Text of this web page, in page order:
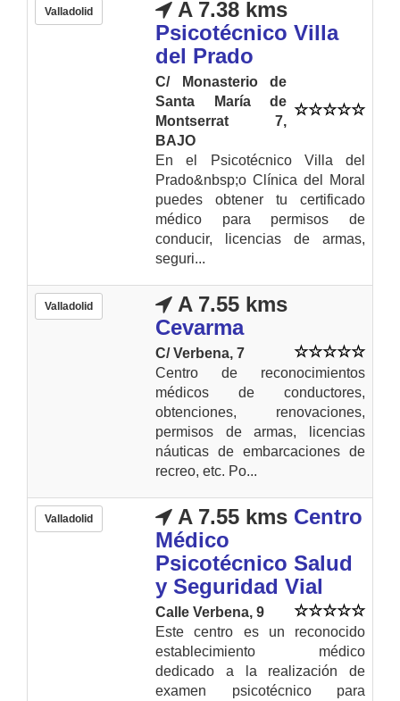
Valladolid
A 7.38 kms
Psicotécnico Villa
del Prado
C/ Monasterio de
Santa María de
Montserrat 7,
BAJO
En el Psicotécnico Villa del
Prado&nbsp;o Clínica del Moral
puedes obtener tu certificado
médico para permisos de
conducir, licencias de armas,
seguri...
Valladolid
A 7.55 kms
Cevarma
C/ Verbena, 7
Centro de reconocimientos
médicos de conductores,
obtenciones, renovaciones,
permisos de armas, licencias
náuticas de embarcaciones de
recreo, etc. Po...
Valladolid A 7.55 kms Centro
Médico
Psicotécnico Salud
y Seguridad Vial
Calle Verbena, 9
Este centro es un reconocido
establecimiento médico
dedicado a la realización de
examen psicotécnico para